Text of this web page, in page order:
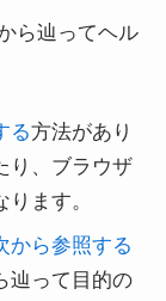
ら辿ってヘル
る方法があり
り、ブラウザ
ます。
から参照する
辿って目的の